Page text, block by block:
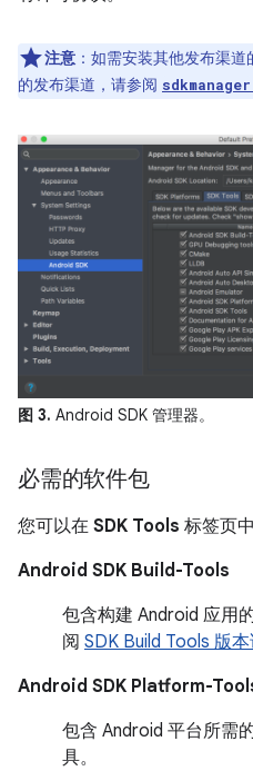
注意 ：如需安装其他发布渠
的发布渠道，请参阅 sdkmanager
图 3. Android SDK 管理器。
必需的软件包
您可以在 SDK Tools 标签页
Android SDK Build-Tools
包含构建 Android 应用
阅 SDK Build Tools 版本
Android SDK Platform-
包含 Android 平台所需
具。